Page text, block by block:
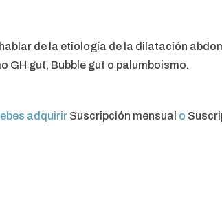
de la etiología de la dilatación
GH gut, Bubble gut o palumboismo.
adquirir Suscripción mensual o